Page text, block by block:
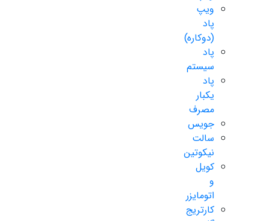
ویپ
پاد
(دوکاره)
پاد
سیستم
پاد
یکبار
مصرف
جویس
سالت
نیکوتین
کویل
و
اتومایزر
کارتریج